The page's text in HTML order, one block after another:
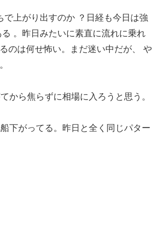
上がり出すのか ？日経も今日は強
。昨日みたいに素直に流れに乗れ
のは何せ怖い。まだ迷い中だが、 や
から焦らずに相場に入ろうと思う。
下がってる。昨日と全く同じパター